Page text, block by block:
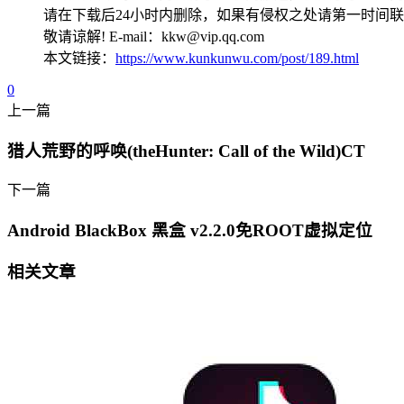
请在下载后24小时内删除，如果有侵权之处请第一时间联
敬请谅解! E-mail：kkw@vip.qq.com
本文链接： https://www.kunkunwu.com/post/189.html
0
上一篇
猎人荒野的呼唤(theHunter: Call of the Wild)CT
下一篇
Android BlackBox 黑盒 v2.2.0免ROOT虚拟定位
相关文章